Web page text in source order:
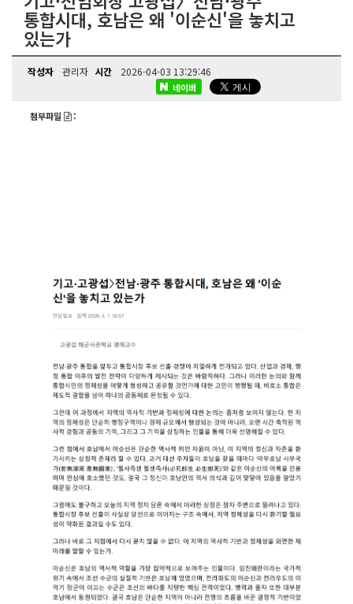
통합시대, 호남은 왜 '이순신'을 놓치고
있는가
작성자 관리자 시간 2026-04-03 13:29:46
네이버
첨부파일 :